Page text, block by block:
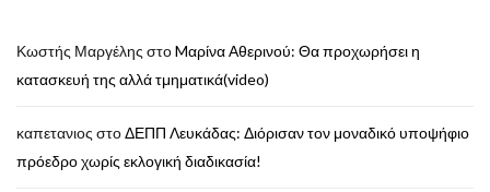
Κωστής Μαργέλης στοMαρίνα Αθερινού: Θα προχωρήσει η
κατασκευή της αλλά τμηματικά(video)
καπετανιος στοΔΕΠΠ Λευκάδας: Διόρισαν τον μοναδικό υποψήφιο
πρόεδρο χωρίς εκλογική διαδικασία!